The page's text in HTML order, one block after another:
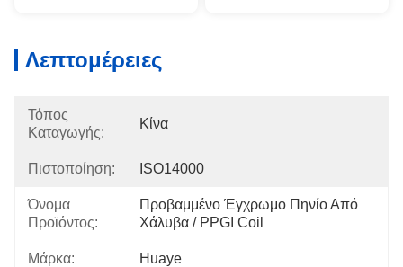
Λεπτομέρειες
Τόπος
Καταγωγής:
Κίνα
Πιστοποίηση: ISO14000
Όνομα
Προϊόντος:
Προβαμμένο Έγχρωμο Πηνίο Από
Χάλυβα / PPGI Coil
Μάρκα: Huaye